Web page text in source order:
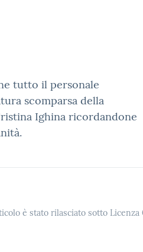
tutto il personale
scomparsa della
Ighina ricordandone
è stato rilasciato sotto